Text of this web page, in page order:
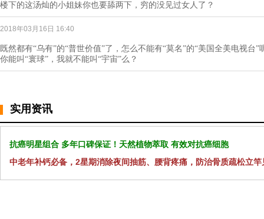
楼下的这汤灿的小姐妹你也要舔两下，穷的没见过女人了？
2018年03月16日 16:40
既然都有“乌有”的“普世价值”了，怎么不能有“莫名”的“美国全美电视台
你能叫“寰球”，我就不能叫“宇宙”么？
实用资讯
抗癌明星组合 多年口碑保证！天然植物萃取 有效对抗癌细胞
中老年补钙必备，2星期消除夜间抽筋、腰背疼痛，防治骨质疏松立竿